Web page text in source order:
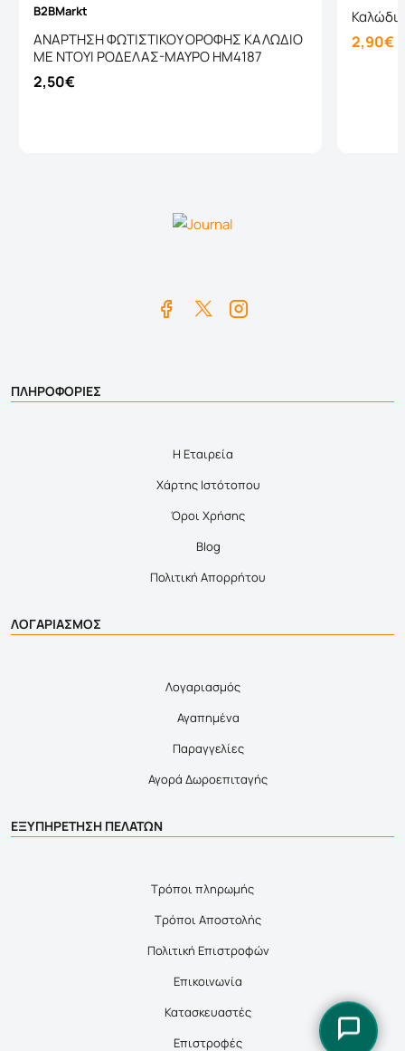
B2BMarkt
ΑΝΑΡΤΗΣΗ ΦΩΤΙΣΤΙΚΟΥ ΟΡΟΦΗΣ ΚΑΛΩΔΙΟ
ΜΕ ΝΤΟΥΙ ΡΟΔΕΛΑΣ-ΜΑΥΡΟ HM4187
2,50€
2,90€
ΠΛΗΡΟΦΟΡΙΕΣ
Η Εταιρεία
Χάρτης Ιστότοπου
Όροι Χρήσης
Blog
Πολιτική Απορρήτου
ΛΟΓΑΡΙΑΣΜΟΣ
Λογαριασμός
Αγαπημένα
Παραγγελίες
Αγορά Δωροεπιταγής
ΕΞΥΠΗΡΕΤΗΣΗ ΠΕΛΑΤΩΝ
Τρόποι πληρωμής
Τρόποι Αποστολής
Πολιτική Επιστροφών
Επικοινωνία
Κατασκευαστές
Επιστροφές